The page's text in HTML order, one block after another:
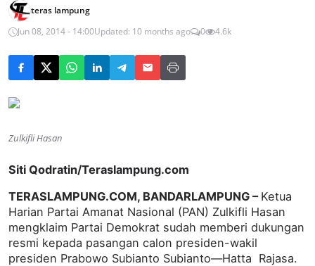
teras lampung
Jun 08, 2014 - 14:00Updated: 10 months ago 0 4.6k
Zulkifli Hasan
Siti Qodratin/Teraslampung.com
TERASLAMPUNG.COM, BANDARLAMPUNG – Ketua
Harian Partai Amanat Nasional (PAN) Zulkifli Hasan
mengklaim Partai Demokrat sudah memberi dukungan
resmi kepada pasangan calon presiden-wakil
presiden Prabowo Subianto Subianto—Hatta Rajasa.